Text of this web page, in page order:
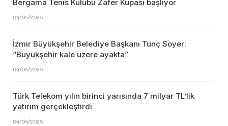
Bergama Tenis Kulübü Zafer Kupası başlıyor
04/04/2025
İzmir Büyükşehir Belediye Başkanı Tunç Soyer:
“Büyükşehir kale üzere ayakta”
04/04/2025
Türk Telekom yılın birinci yarısında 7 milyar TL’lik
yatırım gerçekleştirdi
04/04/2025